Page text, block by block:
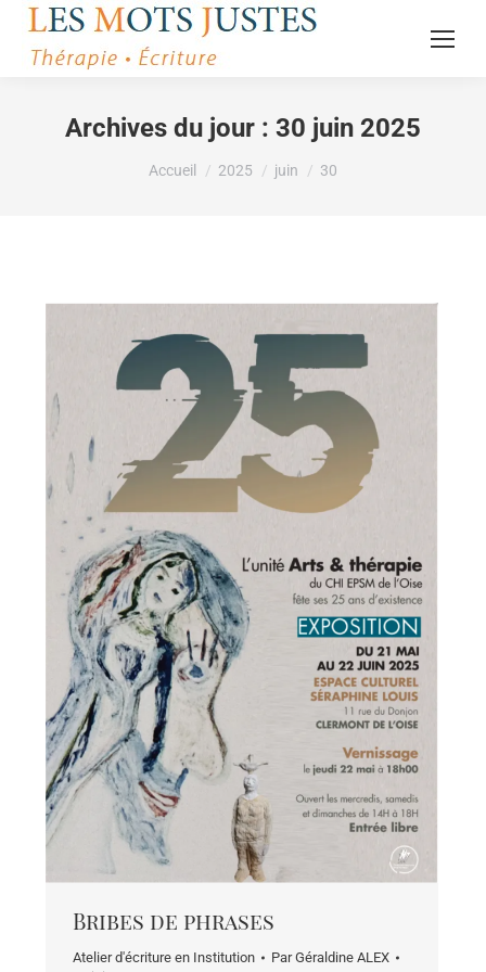
Archives du jour : 30 juin 2025
Vous êtes ici :
Accueil 2025 juin 30
Bribes de phrases
Atelier d'écriture en Institution ParGéraldine ALEX